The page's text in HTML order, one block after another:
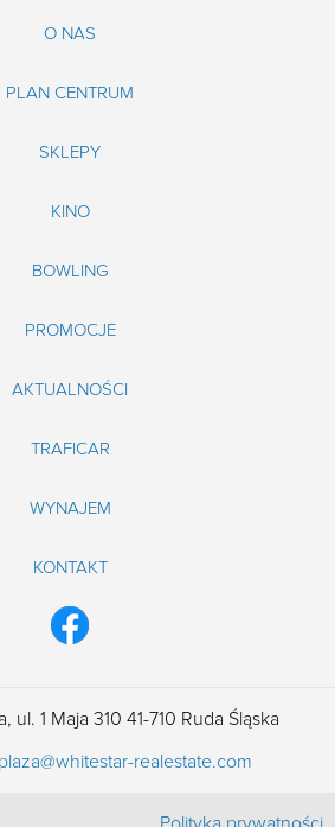
O NAS
PLAN CENTRUM
SKLEPY
KINO
BOWLING
PROMOCJE
AKTUALNOŚCI
TRAFICAR
WYNAJEM
KONTAKT
ul. 1 Maja 310 41-710 Ruda Śląska
realestate.com